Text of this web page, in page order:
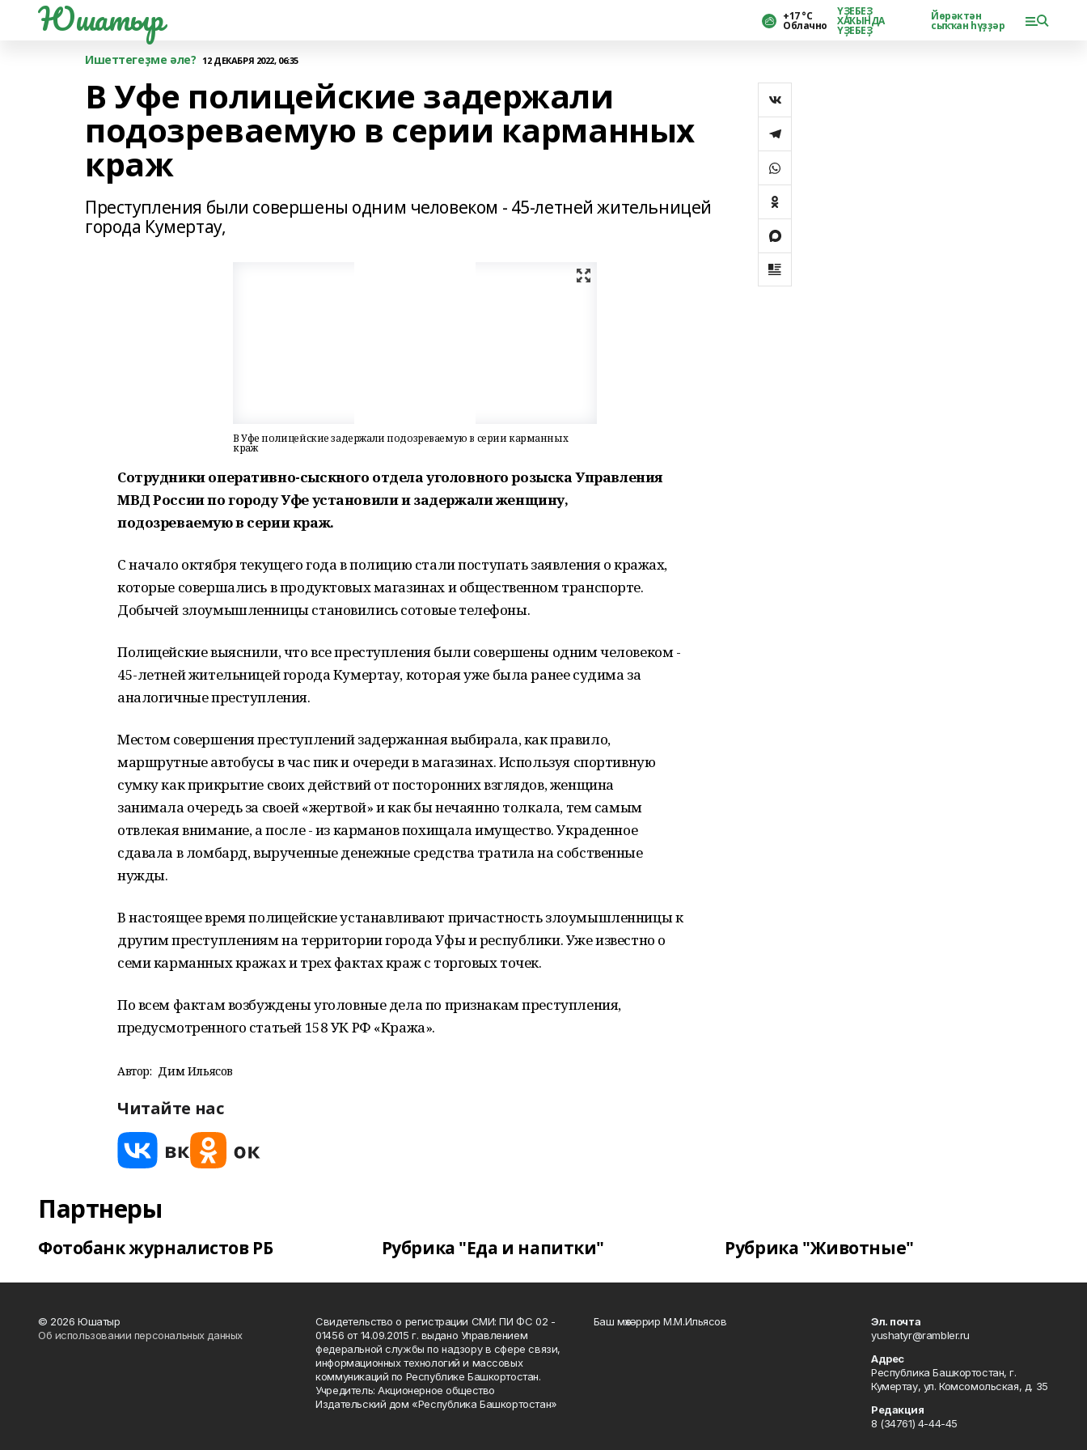
Юшатыр +17 °С
Облачно
ҮҘЕБЕҘ
ХАҠЫНДА
ҮҘЕБЕҘ
Йөрәктән
сыҡҡан һүҙҙәр
Ишеттегеҙме әле? 12 ДЕКАБРЯ 2022, 06:35
В Уфе полицейские задержали
подозреваемую в серии карманных
краж
Преступления были совершены одним человеком - 45-летней жительницей
города Кумертау,
В Уфе полицейские задержали подозреваемую в серии карманных
краж
Сотрудники оперативно-сыскного отдела уголовного розыска Управления
МВД России по городу Уфе установили и задержали женщину,
подозреваемую в серии краж.
С начало октября текущего года в полицию стали поступать заявления о кражах,
которые совершались в продуктовых магазинах и общественном транспорте.
Добычей злоумышленницы становились сотовые телефоны.
Полицейские выяснили, что все преступления были совершены одним человеком -
45-летней жительницей города Кумертау, которая уже была ранее судима за
аналогичные преступления.
Местом совершения преступлений задержанная выбирала, как правило,
маршрутные автобусы в час пик и очереди в магазинах. Используя спортивную
сумку как прикрытие своих действий от посторонних взглядов, женщина
занимала очередь за своей «жертвой» и как бы нечаянно толкала, тем самым
отвлекая внимание, а после - из карманов похищала имущество. Украденное
сдавала в ломбард, вырученные денежные средства тратила на собственные
нужды.
В настоящее время полицейские устанавливают причастность злоумышленницы к
другим преступлениям на территории города Уфы и республики. Уже известно о
семи карманных кражах и трех фактах краж с торговых точек.
По всем фактам возбуждены уголовные дела по признакам преступления,
предусмотренного статьей 158 УК РФ «Кража».
Автор: Дим Ильясов
Читайте нас
Партнеры
Фотобанк журналистов РБ Рубрика "Еда и напитки" Рубрика "Животные"
© 2026 Юшатыр
Об использовании персональных данных
Свидетельство о регистрации СМИ: ПИ ФС 02 -
01456 от 14.09.2015 г. выдано Управлением
федеральной службы по надзору в сфере связи,
информационных технологий и массовых
коммуникаций по Республике Башкортостан.
Учредитель: Акционерное общество
Издательский дом «Республика Башкортостан»
Баш мөхәррир М.М.Ильясов
Эл. почта
yushatyr@rambler.ru
Адрес
Республика Башкортостан, г.
Кумертау, ул. Комсомольская, д. 35
Редакция
8 (34761) 4-44-45